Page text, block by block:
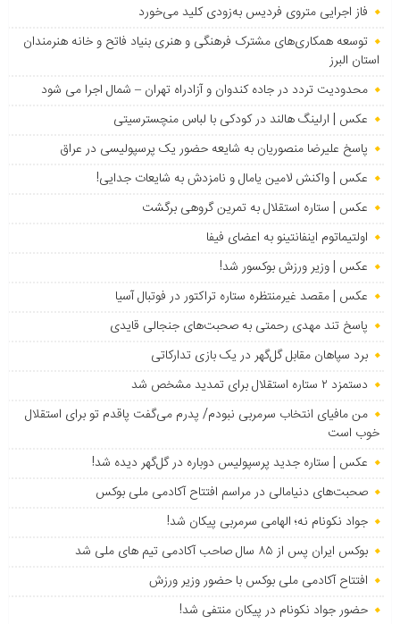
فاز اجرایی متروی فردیس به‌زودی کلید می‌خورد
توسعه همکاری‌های مشترک فرهنگی و هنری بنیاد فاتح و خانه هنرمندان
استان البرز
محدودیت تردد در جاده کندوان و آزادراه تهران – شمال اجرا می شود
عکس | ارلینگ هالند در کودکی با لباس منچسترسیتی
پاسخ علیرضا منصوریان به شایعه حضور یک پرسپولیسی در عراق
عکس | واکنش لامین یامال و نامزدش به شایعات جدایی!
عکس | ستاره استقلال به تمرین گروهی برگشت
اولتیماتوم اینفانتینو به اعضای فیفا
عکس | وزیر ورزش بوکسور شد!
عکس | مقصد غیرمنتظره ستاره تراکتور در فوتبال آسیا
پاسخ تند مهدی رحمتی به صحبت‌های جنجالی قایدی
برد سپاهان مقابل گل‌گهر در یک بازی تدارکاتی
دستمزد ۲ ستاره استقلال برای تمدید مشخص شد
من مافیای انتخاب سرمربی نبودم/ پدرم می‌گفت پاقدم تو برای استقلال
خوب است
عکس | ستاره جدید پرسپولیس دوباره در گل‌گهر دیده شد!
صحبت‌های دنیامالی در مراسم افتتاح آکادمی ملی بوکس
جواد نکونام نه؛ الهامی سرمربی پیکان شد!
بوکس ایران پس از ۸۵ سال صاحب آکادمی تیم های ملی شد
افتتاح آکادمی ملی بوکس با حضور وزیر ورزش
حضور جواد نکونام در پیکان منتفی شد!